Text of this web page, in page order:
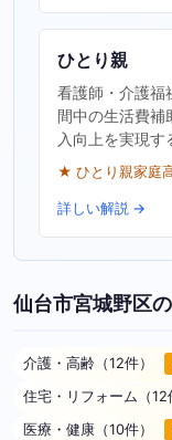
ひとり親
看護師・介護福
間中の生活費補
入向上を実現
★ ひとり親家庭
詳しい解説 →
仙台市宮城野区
介護・高齢（12件）
住宅・リフォーム（12
医療・健康（10件）